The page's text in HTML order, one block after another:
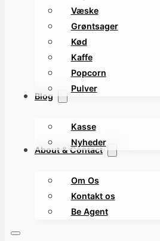
Væske
Grøntsager
Kød
Kaffe
Popcorn
Pulver
Blog
Kasse
Nyheder
About & Contact
Om Os
Kontakt os
Be Agent